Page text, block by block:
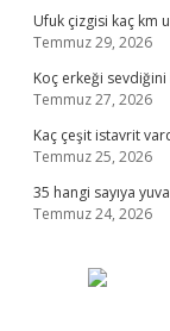
Ufuk çizgisi kaç km
Temmuz 29, 2026
Koç erkeği sevdiğini
Temmuz 27, 2026
Kaç çeşit istavrit
Temmuz 25, 2026
35 hangi sayıya
Temmuz 24, 2026